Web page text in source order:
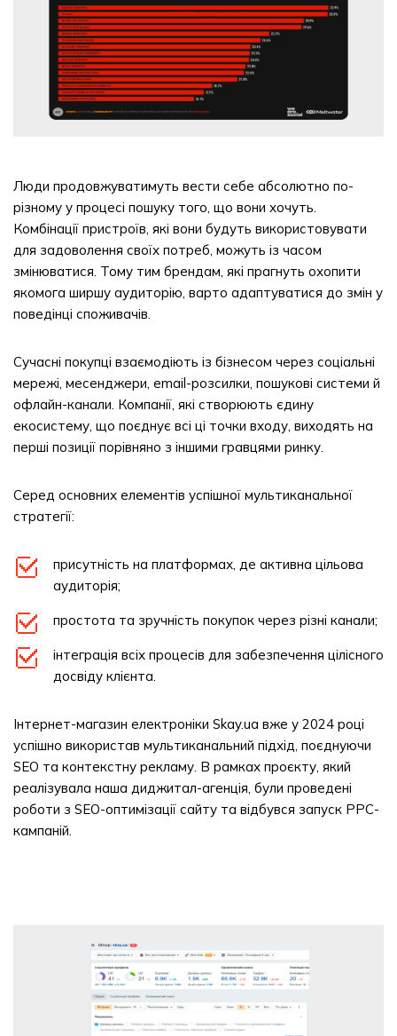
Люди продовжуватимуть вести себе абсолютно по-
різному у процесі пошуку того, що вони хочуть.
Комбінації пристроїв, які вони будуть використовувати
для задоволення своїх потреб, можуть із часом
змінюватися. Тому тим брендам, які прагнуть охопити
якомога ширшу аудиторію, варто адаптуватися до змін у
поведінці споживачів.
Сучасні покупці взаємодіють із бізнесом через соціальні
мережі, месенджери, email-розсилки, пошукові системи й
офлайн-канали. Компанії, які створюють єдину
екосистему, що поєднує всі ці точки входу, виходять на
перші позиції порівняно з іншими гравцями ринку.
Серед основних елементів успішної мультиканальної
стратегії:
присутність на платформах, де активна цільова
аудиторія;
простота та зручність покупок через різні канали;
інтеграція всіх процесів для забезпечення цілісного
досвіду клієнта.
Інтернет-магазин електроніки Skay.ua вже у 2024 році
успішно використав мультиканальний підхід, поєднуючи
SEO та контекстну рекламу. В рамках проєкту, який
реалізувала наша диджитал-агенція, були проведені
роботи з SEO-оптимізації сайту та відбувся запуск PPC-
кампаній.